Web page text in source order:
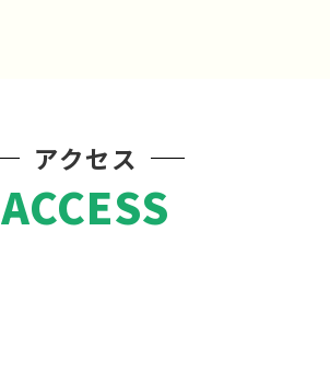
アクセス
ACCESS